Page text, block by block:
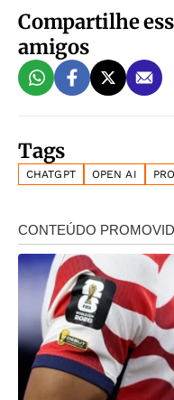
Compartilhe
amigos
Tags
CHATGPT OPEN AI